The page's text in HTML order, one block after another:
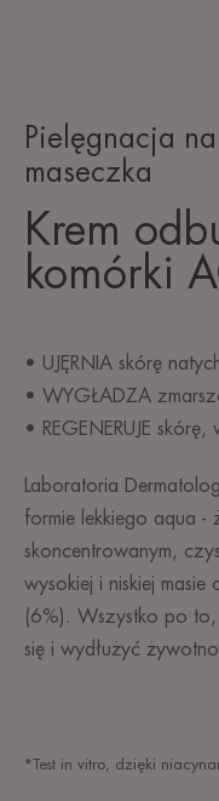
Pielęgnacja
maseczka
Krem
komórki
• UJĘRNIA skórę
• WYGŁADZA
• REGENERUJE
Laboratoria
formie lekkiego aqua -
skoncentrowanym,
wysokiej i niskiej masie
(6%). Wszystko po
się i wydłużyć
*Test in vitro, dzięki